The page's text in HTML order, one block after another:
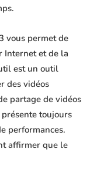
vous permet de
Internet et de la
est un outil
des vidéos
partage de vidéos
toujours
performances.
affirmer que le